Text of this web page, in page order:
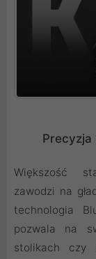
Precyzja
Większość
zawodzi na
technologia
pozwala na
stolikach czy